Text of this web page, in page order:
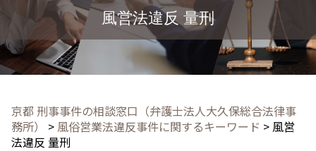
風営法違反 量刑
京都 刑事事件の相談窓口（弁護士法人大久保総合法律事
務所）
> 風俗営業法違反事件に関するキーワード > 風営
法違反 量刑